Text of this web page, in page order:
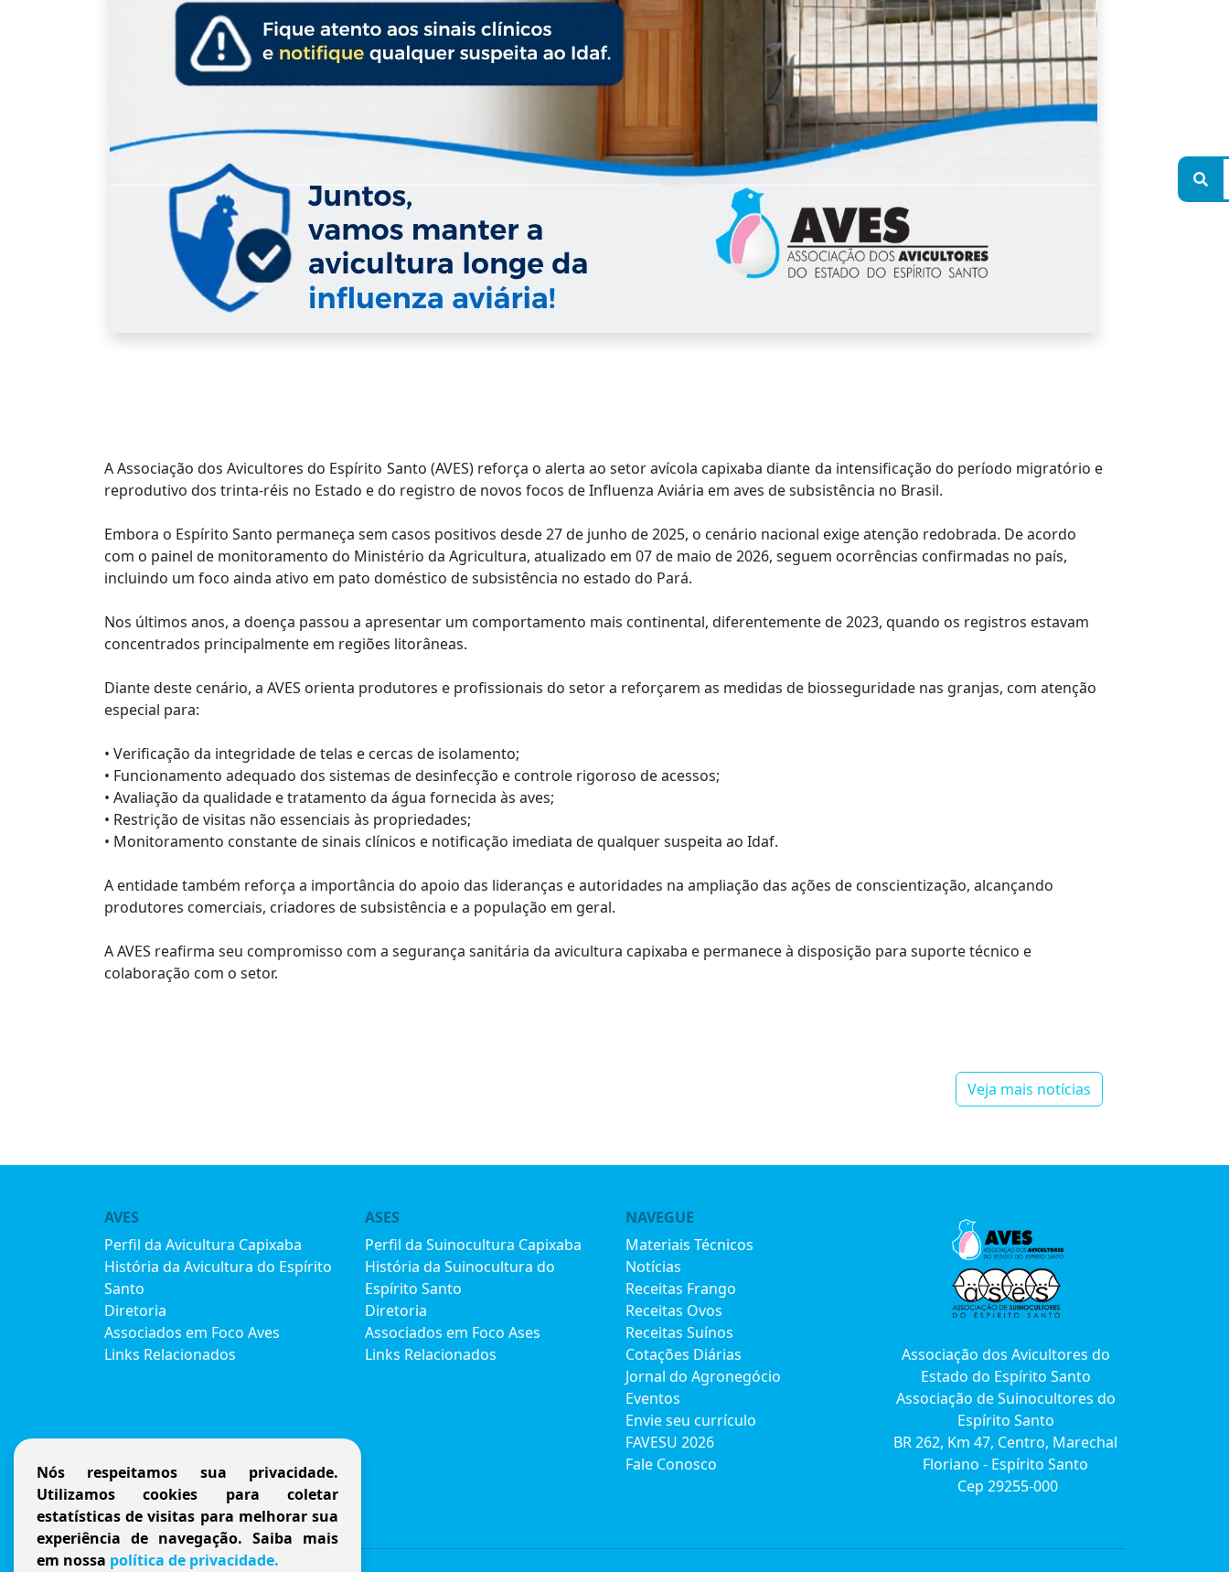
A Associação dos Avicultores do Espírito Santo (AVES) reforça o alerta ao setor avícola capixaba diante da intensificação do período migratório e
reprodutivo dos trinta-réis no Estado e do registro de novos focos de Influenza Aviária em aves de subsistência no Brasil.
Embora o Espírito Santo permaneça sem casos positivos desde 27 de junho de 2025, o cenário nacional exige atenção redobrada. De acordo
com o painel de monitoramento do Ministério da Agricultura, atualizado em 07 de maio de 2026, seguem ocorrências confirmadas no país,
incluindo um foco ainda ativo em pato doméstico de subsistência no estado do Pará.
Nos últimos anos, a doença passou a apresentar um comportamento mais continental, diferentemente de 2023, quando os registros estavam
concentrados principalmente em regiões litorâneas.
Diante deste cenário, a AVES orienta produtores e profissionais do setor a reforçarem as medidas de biosseguridade nas granjas, com atenção
especial para:
• Verificação da integridade de telas e cercas de isolamento;
• Funcionamento adequado dos sistemas de desinfecção e controle rigoroso de acessos;
• Avaliação da qualidade e tratamento da água fornecida às aves;
• Restrição de visitas não essenciais às propriedades;
• Monitoramento constante de sinais clínicos e notificação imediata de qualquer suspeita ao Idaf.
A entidade também reforça a importância do apoio das lideranças e autoridades na ampliação das ações de conscientização, alcançando
produtores comerciais, criadores de subsistência e a população em geral.
A AVES reafirma seu compromisso com a segurança sanitária da avicultura capixaba e permanece à disposição para suporte técnico e
colaboração com o setor.
Veja mais notícias
AVES
Perfil da Avicultura Capixaba
História da Avicultura do Espírito
Santo
Diretoria
Associados em Foco Aves
Links Relacionados
ASES
Perfil da Suinocultura Capixaba
História da Suinocultura do
Espírito Santo
Diretoria
Associados em Foco Ases
Links Relacionados
NAVEGUE
Materiais Técnicos
Notícias
Receitas Frango
Receitas Ovos
Receitas Suínos
Cotações Diárias
Jornal do Agronegócio
Eventos
Envie seu currículo
FAVESU 2026
Fale Conosco
Associação dos Avicultores do
Estado do Espírito Santo
Associação de Suinocultores do
Espírito Santo
BR 262, Km 47, Centro, Marechal
Floriano - Espírito Santo
Cep 29255-000
Nós respeitamos sua privacidade.
Utilizamos cookies para coletar
estatísticas de visitas para melhorar sua
experiência de navegação. Saiba mais
em nossa política de privacidade.